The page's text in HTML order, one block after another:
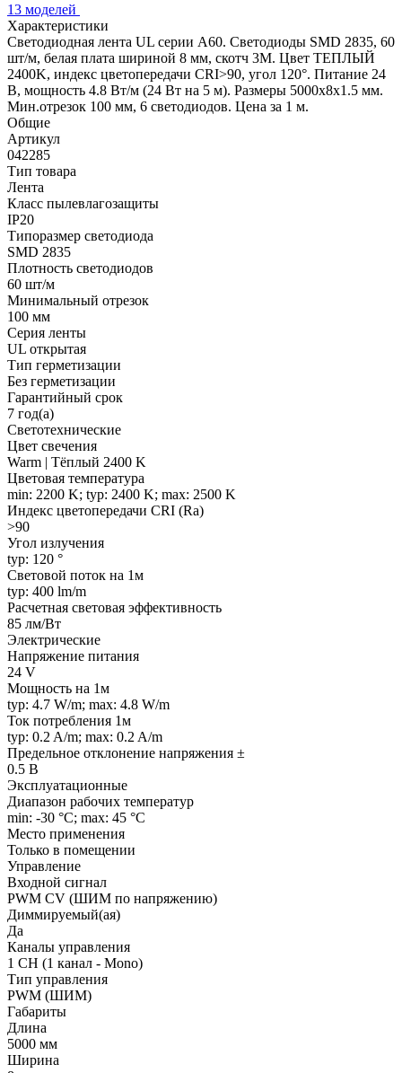
13 моделей
Характеристики
Светодиодная лента UL серии A60. Светодиоды SMD 2835, 60
шт/м, белая плата шириной 8 мм, скотч 3M. Цвет ТЕПЛЫЙ
2400K, индекс цветопередачи CRI>90, угол 120°. Питание 24
В, мощность 4.8 Вт/м (24 Вт на 5 м). Размеры 5000x8x1.5 мм.
Мин.отрезок 100 мм, 6 светодиодов. Цена за 1 м.
Общие
Артикул
042285
Тип товара
Лента
Класс пылевлагозащиты
IP20
Типоразмер светодиода
SMD 2835
Плотность светодиодов
60 шт/м
Минимальный отрезок
100 мм
Серия ленты
UL открытая
Тип герметизации
Без герметизации
Гарантийный срок
7 год(а)
Светотехнические
Цвет свечения
Warm | Тёплый 2400 K
Цветовая температура
min: 2200 K; typ: 2400 K; max: 2500 K
Индекс цветопередачи CRI (Ra)
>90
Угол излучения
typ: 120 °
Световой поток на 1м
typ: 400 lm/m
Расчетная световая эффективность
85 лм/Вт
Электрические
Напряжение питания
24 V
Мощность на 1м
typ: 4.7 W/m; max: 4.8 W/m
Ток потребления 1м
typ: 0.2 A/m; max: 0.2 A/m
Предельное отклонение напряжения ±
0.5 В
Эксплуатационные
Диапазон рабочих температур
min: -30 °C; max: 45 °C
Место применения
Только в помещении
Управление
Входной сигнал
PWM СV (ШИМ по напряжению)
Диммируемый(ая)
Да
Каналы управления
1 CH (1 канал - Mono)
Тип управления
PWM (ШИМ)
Габариты
Длина
5000 мм
Ширина